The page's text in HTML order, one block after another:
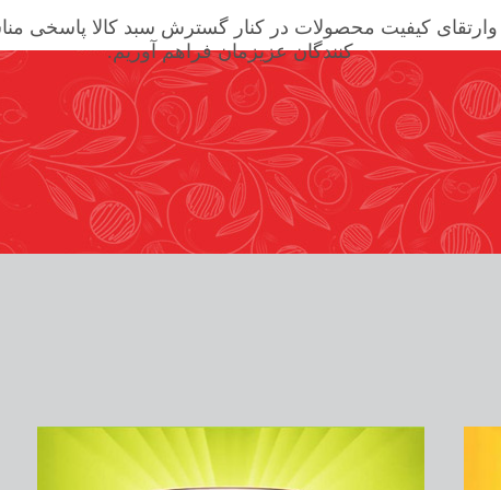
وارتقای کیفیت محصولات در کنار گسترش سبد کالا پاسخی
کنندگان عزیزمان فراهم آوریم.